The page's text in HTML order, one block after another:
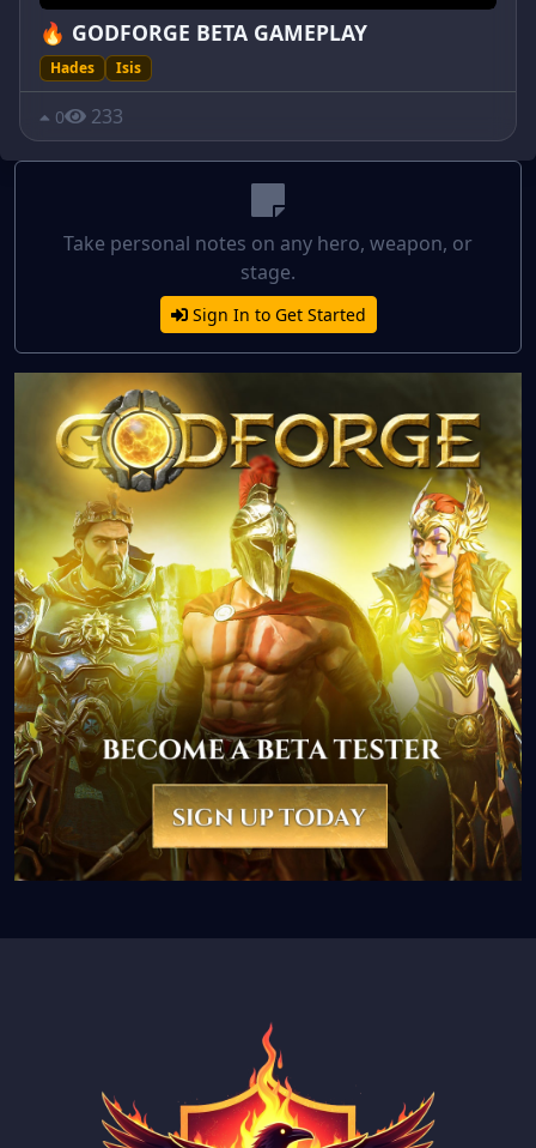
🔥 GODFORGE BETA GAMEPLAY
Hades Isis
0 233
Take personal notes on any hero, weapon, or
stage.
Sign In to Get Started